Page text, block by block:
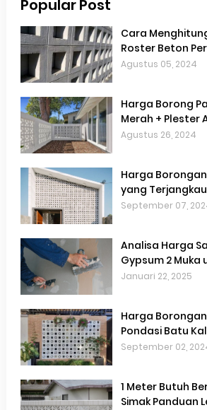
Popular Post
Cara
Roster Beton
Akurat
Agustus 05, 2024
Harga Borong
Merah + Plester
Agustus 26, 2024
Harga
yang Terjangkau
September 07,
Analisa Harga
Gypsum 2
Hemat Biaya
Januari 22, 2025
Harga
Pondasi Batu
September 02,
1 Meter Butuh
Simak Panduan